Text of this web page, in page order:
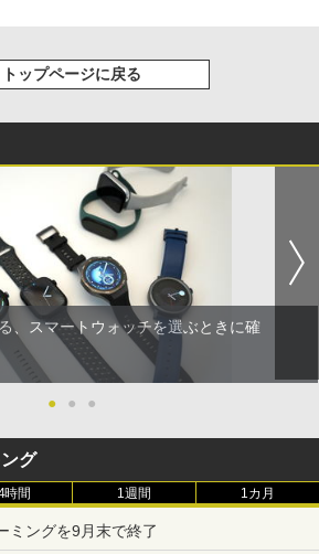
トップページに戻る
、スマートウォッチを選ぶときに確
● ● ●
グ
時間 1週間 1カ月
ミングを9月末で終了